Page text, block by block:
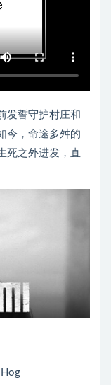
发誓守护村庄和
今，命途多舛的
死之外进发，直